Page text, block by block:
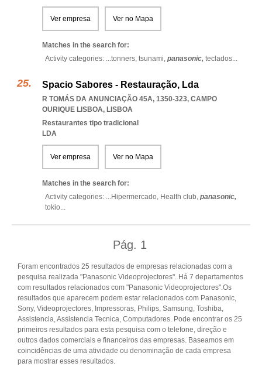
Ver empresa Ver no Mapa
Matches in the search for:
Activity categories: ...tonners, tsunami, panasonic, teclados...
Spacio Sabores - Restauração, Lda
R TOMÁS DA ANUNCIAÇÃO 45A, 1350-323, CAMPO
OURIQUE LISBOA, LISBOA
Restaurantes tipo tradicional
LDA
Ver empresa Ver no Mapa
Matches in the search for:
Activity categories: ...Hipermercado, Health club, panasonic,
tokio...
Pág. 1
Foram encontrados 25 resultados de empresas relacionadas com a
pesquisa realizada "Panasonic Videoprojectores". Há 7 departamentos
com resultados relacionados com "Panasonic Videoprojectores".Os
resultados que aparecem podem estar relacionados com Panasonic,
Sony, Videoprojectores, Impressoras, Philips, Samsung, Toshiba,
Assistencia, Assistencia Tecnica, Computadores. Pode encontrar os 25
primeiros resultados para esta pesquisa com o telefone, direção e
outros dados comerciais e financeiros das empresas. Baseamos em
coincidências de uma atividade ou denominação de cada empresa
para mostrar esses resultados.